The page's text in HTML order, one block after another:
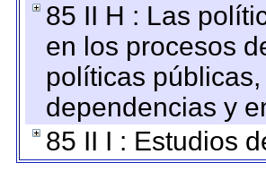
85 II H : Las
en los procesos
políticas
dependencias y
85 II I : Estudios